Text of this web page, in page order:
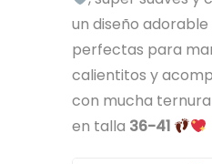
un diseño
perfectas para
calientitos y
con mucha ternura
en talla 36-41